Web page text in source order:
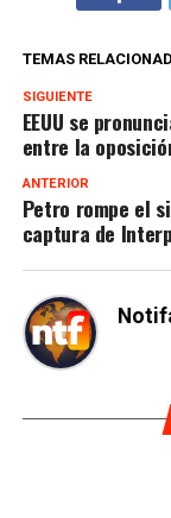
TEMAS
SIGUIENTE
EEUU se
entre la
ANTERIOR
Petro rompe el
captura de